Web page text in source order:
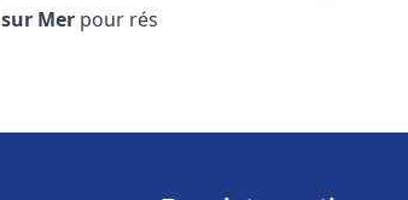
sur Mer pour rés